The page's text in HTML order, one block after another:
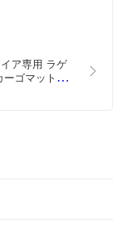
ア専用 ラゲ
ーゴマット）